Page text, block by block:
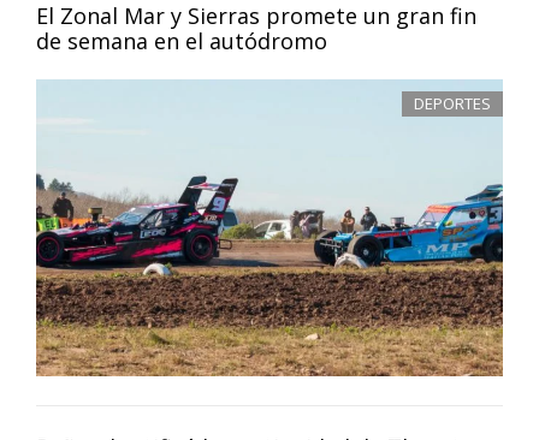
El Zonal Mar y Sierras promete un gran fin
de semana en el autódromo
DEPORTES